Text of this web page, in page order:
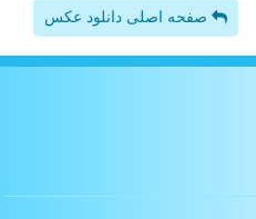
صفحه اصلی دانلود عکس